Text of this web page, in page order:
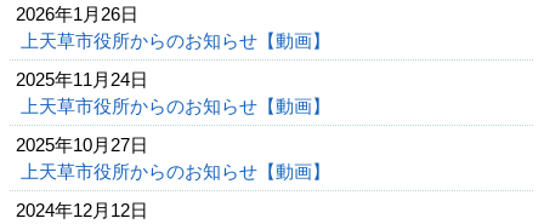
2026年1月26日
上天草市役所からのお知らせ【動画】
2025年11月24日
上天草市役所からのお知らせ【動画】
2025年10月27日
上天草市役所からのお知らせ【動画】
2024年12月12日